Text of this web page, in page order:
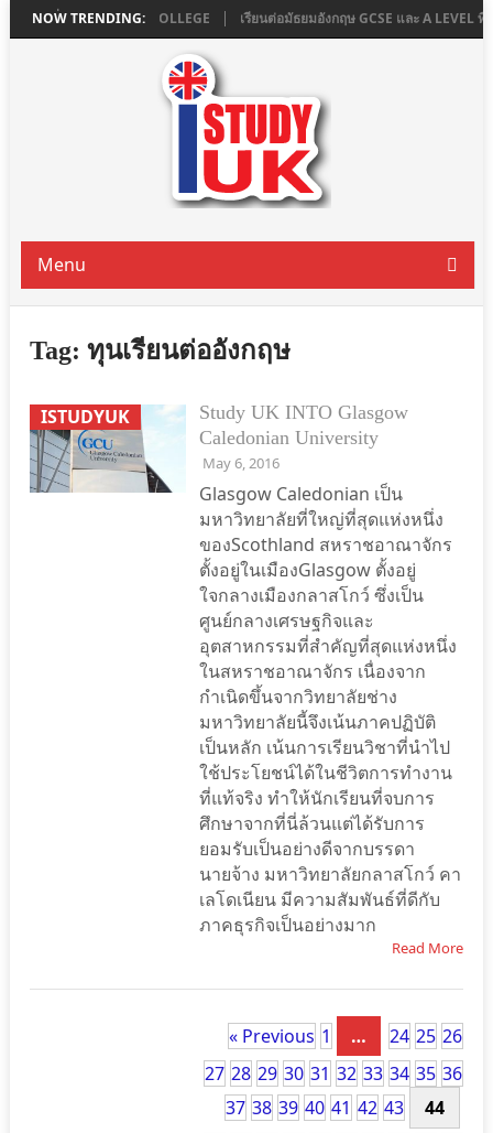
NOW TRENDING:
ที่ ASHBOURNE COLLEGE เรียนต่อมัธยมอังกฤษ GCSE และ A LEVEL ที่
Menu
Tag: ทุนเรียนต่ออังกฤษ
ISTUDYUK
Study UK INTO Glasgow
Caledonian University
May 6, 2016
Glasgow Caledonian เป็น
มหาวิทยาลัยที่ใหญ่ที่สุดแห่งหนึ่ง
ของScothland สหราชอาณาจักร
ตั้งอยู่ในเมืองGlasgow ตั้งอยู่
ใจกลางเมืองกลาสโกว์ ซึ่งเป็น
ศูนย์กลางเศรษฐกิจและ
อุตสาหกรรมที่สำคัญที่สุดแห่งหนึ่ง
ในสหราชอาณาจักร เนื่องจาก
กำเนิดขึ้นจากวิทยาลัยช่าง
มหาวิทยาลัยนี้จึงเน้นภาคปฏิบัติ
เป็นหลัก เน้นการเรียนวิชาที่นำไป
ใช้ประโยชน์ได้ในชีวิตการทำงาน
ที่แท้จริง ทำให้นักเรียนที่จบการ
ศึกษาจากที่นี่ล้วนแต่ได้รับการ
ยอมรับเป็นอย่างดีจากบรรดา
นายจ้าง มหาวิทยาลัยกลาสโกว์ คา
เลโดเนียน มีความสัมพันธ์ที่ดีกับ
ภาคธุรกิจเป็นอย่างมาก
Read More
« Previous 1 … 24 25 26
27 28 29 30 31 32 33 34 35 36
37 38 39 40 41 42 43
44